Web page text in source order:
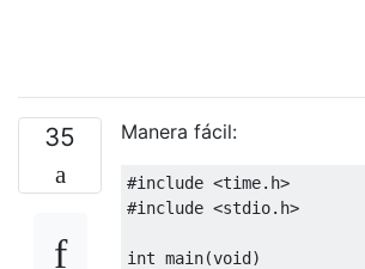
35 Manera fácil:
#include <time.h>
#include <stdio.h>
int main(void)